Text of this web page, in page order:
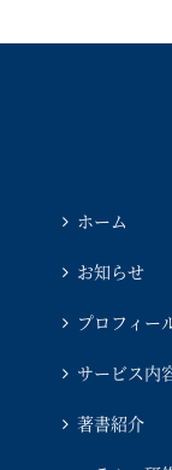
ホーム
お知らせ
プロフィー
サービス内
著書紹介